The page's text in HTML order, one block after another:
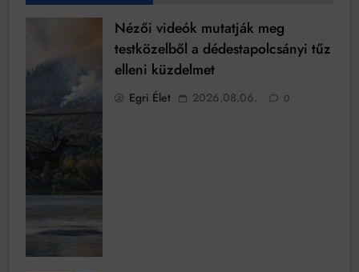
Nézői videók mutatják meg
testközelből a dédestapolcsányi tűz
elleni küzdelmet
Egri Élet 2026.08.06. 0